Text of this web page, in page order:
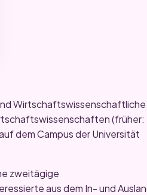
Wirtschaftswissenschaftliche
(früher:
dem Campus der Universität
zweitägige
aus dem In- und